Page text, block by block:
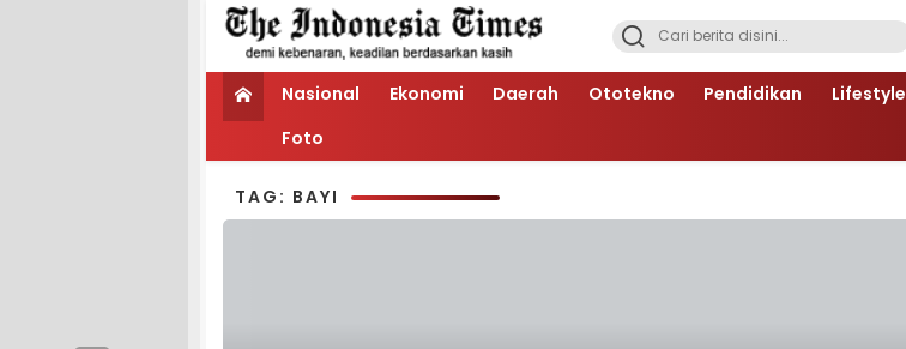
Nasional Ekonomi Daerah Ototekno Pendidikan Lifestyle
Foto
TAG: BAYI